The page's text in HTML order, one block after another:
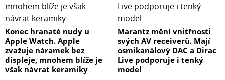
Konec hranaté nudy u
Apple Watch. Apple
zvažuje náramek bez
displeje, mnohem blíže je
však návrat keramiky
Marantz mění vnitřnosti
svých AV receiverů. Mají
osmikanálový DAC a Dirac
Live podporuje i tenký
model